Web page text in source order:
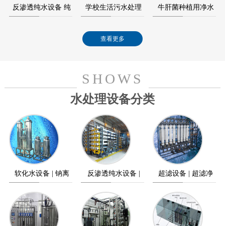
反渗透纯水设备 纯 学校生活污水处理
体…
牛肝菌种植用净水
查看更多
SHOWS
水处理设备分类
软化水设备 | 钠离
子交换器
反渗透纯水设备 |
纯水设备
超滤设备 | 超滤净
水设备